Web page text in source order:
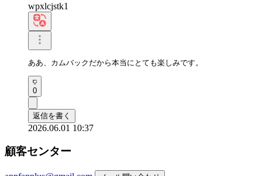
wpxlcjstk1
ああ、カムバックだから本当にとても楽しみです。
0
返信を書く
2026.06.01 10:37
顧客センター